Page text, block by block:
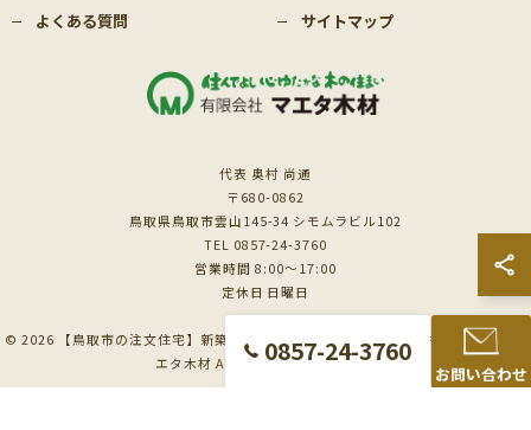
0857-24-3760
お問い合わせ
よくある質問 サイトマップ
代表 奥村 尚通
〒680-0862
鳥取県鳥取市雲山145-34 シモムラビル102
TEL 0857-24-3760
営業時間 8:00～17:00
定休日 日曜日
© 2026 【鳥取市の注文住宅】新築も対応の工務店｜価格相談受付中｜有限会社マ
エタ木材 ALL RIGHTS RESERVED.